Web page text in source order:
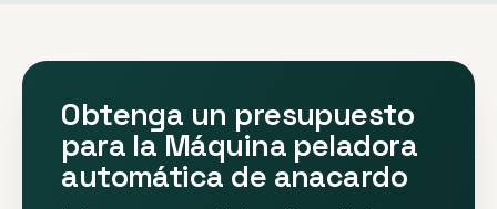
Obtenga un presupuesto
para la Máquina peladora
automática de anacardo